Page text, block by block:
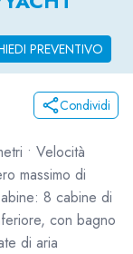
PREVENTIVO
Condividi
• Velocità
massimo di
8 cabine di
con bagno
di aria